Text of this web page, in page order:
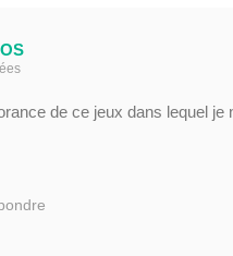
de ce jeux dans lequel je